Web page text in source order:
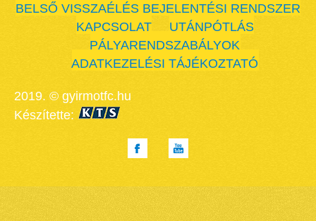
BELSŐ VISSZAÉLÉS BEJELENTÉSI RENDSZER
KAPCSOLAT
UTÁNPÓTLÁS
PÁLYARENDSZABÁLYOK
ADATKEZELÉSI TÁJÉKOZTATÓ
2019. © gyirmotfc.hu
Készítette: